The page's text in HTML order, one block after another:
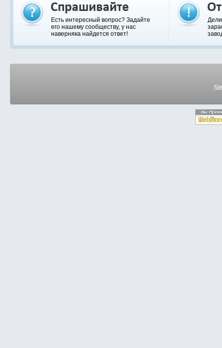
Есть интересный вопрос? Задайте
его нашему сообществу, у нас
наверняка найдется ответ!